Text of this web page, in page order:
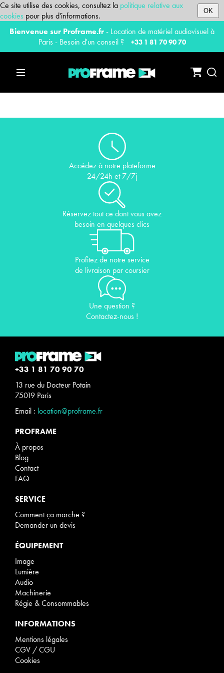
Ce site utilise des cookies, consultez la politique relative aux
cookies pour plus d'informations. OK
Bienvenue sur Proframe.fr- Location de matériel audiovisuel à
Paris - Besoin d'un conseil ?
+33 1 81 70 90 70
Accédez à notre plateforme
24/24h et 7/7j
Réservez tout ce dont vous avez
besoin en quelques clics
Profitez de notre service
de livraison par coursier
Une question ?
Contactez-nous !
+33 1 81 70 90 70
13 rue du Docteur Potain
75019 Paris
Email : location@proframe.fr
PROFRAME
À propos
Blog
Contact
FAQ
SERVICE
Comment ça marche ?
Demander un devis
ÉQUIPEMENT
Image
Lumière
Audio
Machinerie
Régie & Consommables
INFORMATIONS
Mentions légales
CGV / CGU
Cookies